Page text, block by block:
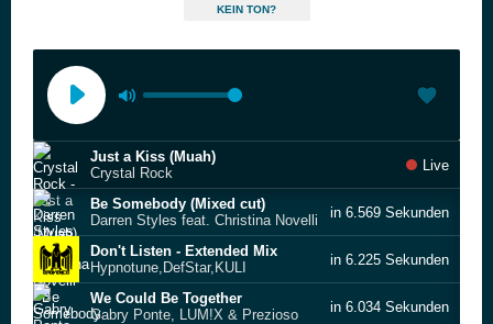
KEIN TON?
Just a Kiss (Muah)
Crystal Rock
Live
Be Somebody (Mixed cut)
Darren Styles feat. Christina Novelli
in 6.569 Sekunden
Don't Listen - Extended Mix
Hypnotune,DefStar,KULI
in 6.225 Sekunden
We Could Be Together
Gabry Ponte, LUM!X & Prezioso
in 6.034 Sekunden